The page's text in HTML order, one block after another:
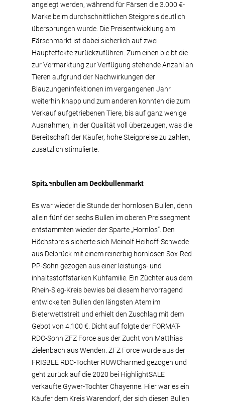
angelegt werden, während für Färsen die 3.000 €-
Marke beim durchschnittlichen Steigpreis deutlich
übersprungen wurde. Die Preisentwicklung am
Färsenmarkt ist dabei sicherlich auf zwei
Haupteffekte zurückzuführen. Zum einen bleibt die
zur Vermarktung zur Verfügung stehende Anzahl an
Tieren aufgrund der Nachwirkungen der
Blauzungeninfektionen im vergangenen Jahr
weiterhin knapp und zum anderen konnten die zum
Verkauf aufgetriebenen Tiere, bis auf ganz wenige
Ausnahmen, in der Qualität voll überzeugen, was die
Bereitschaft der Käufer, hohe Steigpreise zu zahlen,
zusätzlich stimulierte.
Spitzenbullen am Deckbullenmarkt
Es war wieder die Stunde der hornlosen Bullen, denn
allein fünf der sechs Bullen im oberen Preissegment
entstammten wieder der Sparte „Hornlos“. Den
Höchstpreis sicherte sich Meinolf Heihoff-Schwede
aus Delbrück mit einem reinerbig hornlosen Sox-Red
PP-Sohn gezogen aus einer leistungs- und
inhaltsstoffstarken Kuhfamilie. Ein Züchter aus dem
Rhein-Sieg-Kreis bewies bei diesem hervorragend
entwickelten Bullen den längsten Atem im
Bieterwettstreit und erhielt den Zuschlag mit dem
Gebot von 4.100 €. Dicht auf folgte der FORMAT-
RDC-Sohn ZFZ Force aus der Zucht von Matthias
Zielenbach aus Wenden. ZFZ Force wurde aus der
FRISBEE RDC-Tochter RUWCharmed gezogen und
geht zurück auf die 2020 bei HighlightSALE
verkaufte Gywer-Tochter Chayenne. Hier war es ein
Käufer dem Kreis Warendorf, der sich diesen Bullen